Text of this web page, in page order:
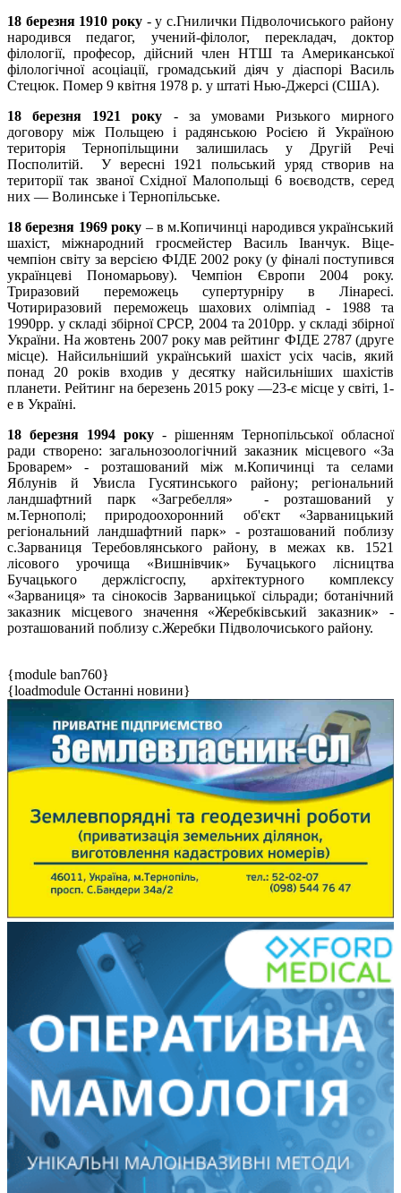
18 березня 1910 року- у с.Гнилички Підволочиського району
народився педагог, учений-філолог, перекладач, доктор
філології, професор, дійсний член НТШ та Американської
філологічної асоціації, громадський діяч у діаспорі Василь
Стецюк. Помер 9 квітня 1978 р. у штаті Нью-Джерсі (США).
18 березня 1921 року - за умовами Ризького мирного
договору між Польщею і радянською Росією й Україною
територія Тернопільщини залишилась у Другій Речі
Посполитій. У вересні 1921 польський уряд створив на
території так званої Східної Малопольщі 6 воєводств, серед
них — Волинське і Тернопільське.
18 березня 1969 року – в м.Копичинці народився український
шахіст, міжнародний гросмейстер Василь Іванчук. Віце-
чемпіон світу за версією ФІДЕ 2002 року (у фіналі поступився
українцеві Пономарьову). Чемпіон Європи 2004 року.
Триразовий переможець супертурніру в Лінаресі.
Чотириразовий переможець шахових олімпіад - 1988 та
1990рр. у складі збірної СРСР, 2004 та 2010рр. у складі збірної
України. На жовтень 2007 року мав рейтинг ФІДЕ 2787 (друге
місце). Найсильніший український шахіст усіх часів, який
понад 20 років входив у десятку найсильніших шахістів
планети. Рейтинг на березень 2015 року —23-є місце у світі, 1-
е в Україні.
18 березня 1994 року - рішенням Тернопільської обласної
ради створено: загальнозоологічний заказник місцевого «За
Броварем» - розташований між м.Копичинці та селами
Яблунів й Увисла Гусятинського району; регіональний
ландшафтний парк «Загребелля» - розташований у
м.Тернополі; природоохоронний об'єкт «Зарваницький
регіональний ландшафтний парк» - розташований поблизу
с.Зарваниця Теребовлянського району, в межах кв. 15­21
лісового урочища «Вишнівчик» Бучацького лісництва
Бучацького держлісгоспу, архітектурного комплексу
«Зарваниця» та сінокосів Зарваницької сільради; ботанічний
заказник місцевого значення «Жеребківський заказник» -
розташований поблизу с.Жеребки Підволочиського району.
{module ban760}
{loadmodule Останні новини}